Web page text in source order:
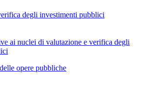
degli investimenti pubblici
ai nuclei di valutazione e verifica degli
opere pubbliche